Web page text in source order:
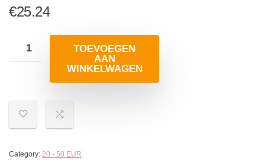
€25.24
TOEVOEGEN
AAN
WINKELWAGEN
Category: 20 - 50 EUR